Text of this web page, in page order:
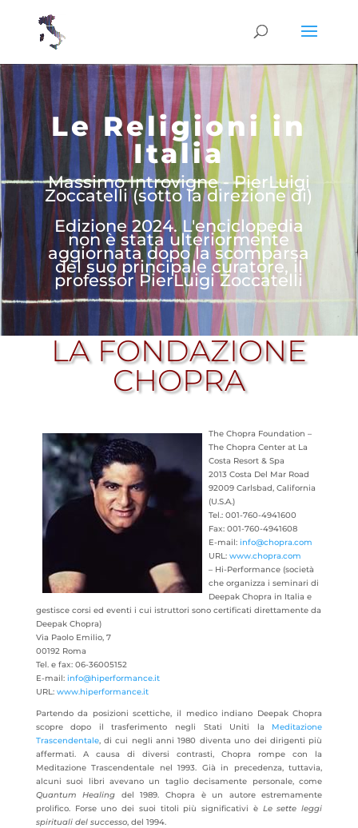
Le Religioni in
Italia
Massimo Introvigne - PierLuigi
Zoccatelli (sotto la direzione di)
Edizione 2024. L'enciclopedia
non è stata ulteriormente
aggiornata dopo la scomparsa
del suo principale curatore, il
professor PierLuigi Zoccatelli
LA FONDAZIONE
CHOPRA
The Chopra Foundation –
The Chopra Center at La
Costa Resort & Spa
2013 Costa Del Mar Road
92009 Carlsbad, California
(U.S.A.)
Tel.: 001-760-4941600
Fax: 001-760-4941608
E-mail: info@chopra.com
URL: www.chopra.com
– Hi-Performance (società
che organizza i seminari di
Deepak Chopra in Italia e
gestisce corsi ed eventi i cui istruttori sono certificati direttamente da
Deepak Chopra)
Via Paolo Emilio, 7
00192 Roma
Tel. e fax: 06-36005152
E-mail: info@hiperformance.it
URL: www.hiperformance.it
Partendo da posizioni scettiche, il medico indiano Deepak Chopra
scopre dopo il trasferimento negli Stati Uniti la Meditazione
Trascendentale, di cui negli anni 1980 diventa uno dei dirigenti più
affermati. A causa di diversi contrasti, Chopra rompe con la
Meditazione Trascendentale nel 1993. Già in precedenza, tuttavia,
alcuni suoi libri avevano un taglio decisamente personale, come
Quantum Healing del 1989. Chopra è un autore estremamente
prolifico. Forse uno dei suoi titoli più significativi è Le sette leggi
spirituali del successo, del 1994.